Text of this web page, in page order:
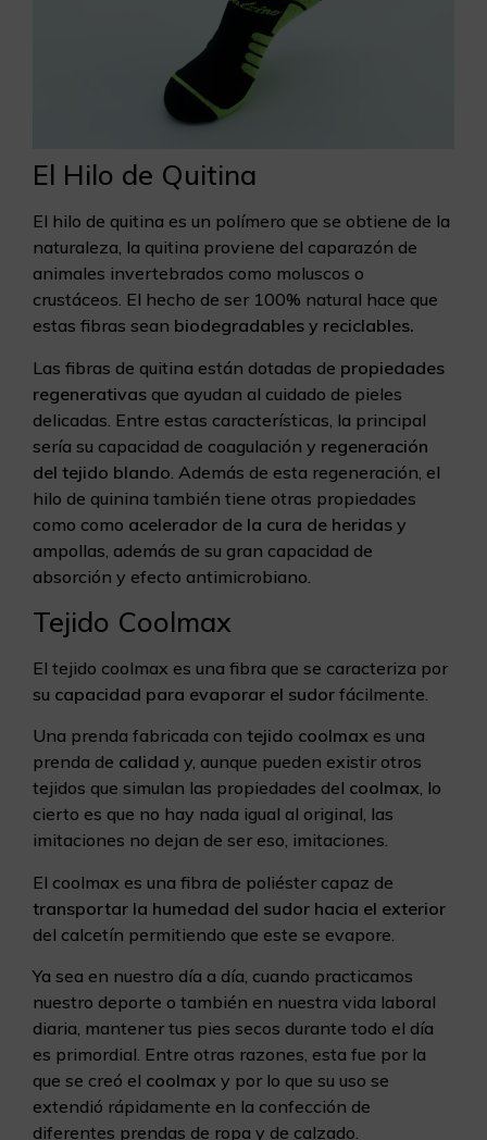
El Hilo de Quitina
El hilo de quitina es un polímero que se obtiene de la
naturaleza, la quitina proviene del caparazón de
animales invertebrados como moluscos o
crustáceos. El hecho de ser 100% natural hace que
estas fibras sean biodegradables y reciclables.
Las fibras de quitina están dotadas de propiedades
regenerativas que ayudan al cuidado de pieles
delicadas. Entre estas características, la principal
sería su capacidad de coagulación y regeneración
del tejido blando . Además de esta regeneración, el
hilo de quinina también tiene otras propiedades
como como acelerador de la cura de heridas y
ampollas, además de su gran capacidad de
absorción y efecto antimicrobiano.
Tejido Coolmax
El tejido coolmax es una fibra que se caracteriza por
su capacidad para evaporar el sudor fácilmente.
Una prenda fabricada con tejido coolmax es una
prenda de calidad y, aunque pueden existir otros
tejidos que simulan las propiedades del coolmax, lo
cierto es que no hay nada igual al original, las
imitaciones no dejan de ser eso, imitaciones.
El coolmax es una fibra de poliéster capaz de
transportar la humedad del sudor hacia el exterior
del calcetín permitiendo que este se evapore.
Ya sea en nuestro día a día, cuando practicamos
nuestro deporte o también en nuestra vida laboral
diaria, mantener tus pies secos durante todo el día
es primordial. Entre otras razones, esta fue por la
que se creó el coolmax y por lo que su uso se
extendió rápidamente en la confección de
diferentes prendas de ropa y de calzado.